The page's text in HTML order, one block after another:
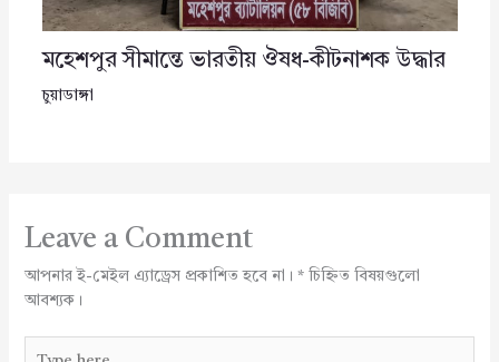
মহেশপুর সীমান্তে ভারতীয় ঔষধ-কীটনাশক উদ্ধার
চুয়াডাঙ্গা
Leave a Comment
আপনার ই-মেইল এ্যাড্রেস প্রকাশিত হবে না। *চিহ্নিত বিষয়গুলো
আবশ্যক।